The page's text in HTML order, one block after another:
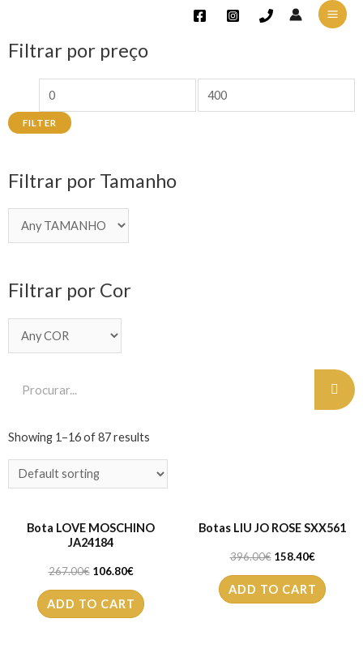
Filtrar por preço
FILTER
Filtrar por Tamanho
Filtrar por Cor
Showing 1–16 of 87 results
Bota LOVE MOSCHINO
JA24184
267.00€ 106.80€
ADD TO CART
Botas LIU JO ROSE SXX561
396.00€ 158.40€
ADD TO CART